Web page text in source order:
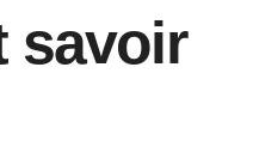
savoir